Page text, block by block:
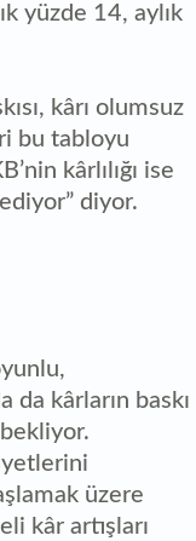
yüzde 14, aylık
kârı olumsuz
bu tabloyu
kârlılığı ise
diyor.
da kârların baskı
üzere
kâr artışları